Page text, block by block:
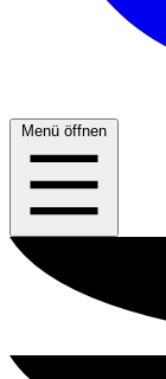
Menü öffnen